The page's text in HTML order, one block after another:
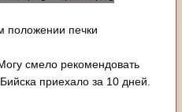
положении печки
смело рекомендовать
приехало за 10 дней.